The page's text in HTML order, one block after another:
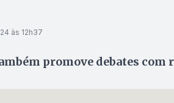
às 12h37
promove debates com